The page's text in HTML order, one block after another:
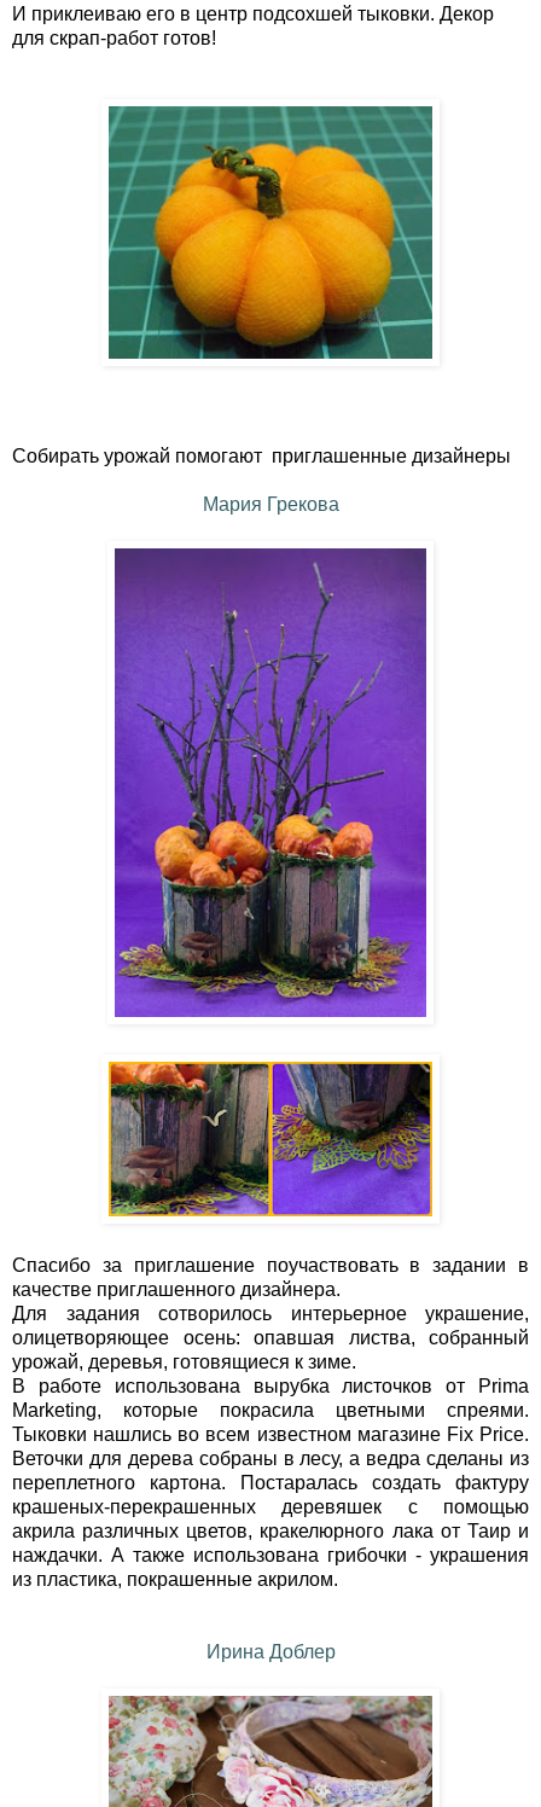
И приклеиваю его в центр подсохшей тыковки. Декор
для скрап-работ готов!
Собирать урожай помогают приглашенные дизайнеры
Мария Грекова
Спасибо за приглашение поучаствовать в задании в
качестве приглашенного дизайнера.
Для задания сотворилось интерьерное украшение,
олицетворяющее осень: опавшая листва, собранный
урожай, деревья, готовящиеся к зиме.
В работе использована вырубка листочков от Prima
Marketing, которые покрасила цветными спреями.
Тыковки нашлись во всем известном магазине Fix Price.
Веточки для дерева собраны в лесу, а ведра сделаны из
переплетного картона. Постаралась создать фактуру
крашеных-перекрашенных деревяшек с помощью
акрила различных цветов, кракелюрного лака от Таир и
наждачки. А также использована грибочки - украшения
из пластика, покрашенные акрилом.
Ирина Доблер